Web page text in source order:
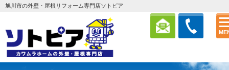
旭川市の外壁・屋根リフォーム専門店ソトピア